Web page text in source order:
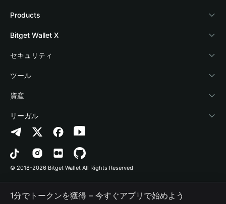
Bitget Walletについて
ブログ
アカデミー
暗号資産ニュース
Help Center
お問い合わせ
ブランドリソース
キャリア
Products
Crypto Card
Stablecoin Earn
Payfi Crypto
Crypto Swap API
Altcoin Season Index
Prediction Markets
DApp
RWA
Bitget Wallet X
デベロッパー
ウォレットを接続
Bitget Wallet Pay
プロジェクトを掲載
セキュリティ
保護基金
セキュリティ技術
ツール
暗号資産を購入
認証検出
コントラクト検出
一括送金
資産
Arbitrum
Avalanche
Bitcoin
Polygon
リーガル
プライバシーポリシー
利用規約
© 2018-2026 Bitget Wallet All Rights Reserved
1分でトークンを獲得 – 今すぐアプリで始めよう